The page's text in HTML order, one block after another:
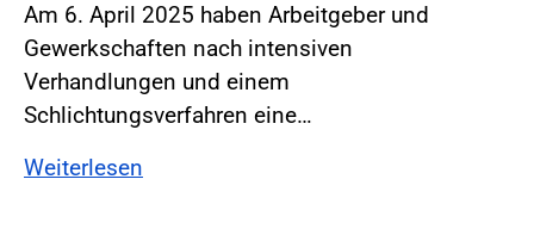
Am 6. April 2025 haben Arbeitgeber und
Gewerkschaften nach intensiven
Verhandlungen und einem
Schlichtungsverfahren eine…
Weiterlesen